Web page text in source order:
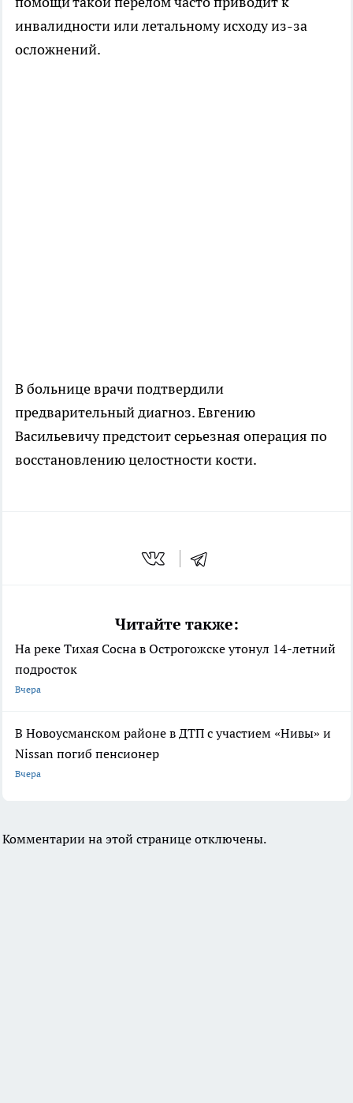
инвалидности или летальному исходу из-за
осложнений.
В больнице врачи подтвердили
предварительный диагноз. Евгению
Васильевичу предстоит серьезная операция по
восстановлению целостности кости.
Читайте также:
На реке Тихая Сосна в Острогожске утонул 14-летний
подросток
Вчера
В Новоусманском районе в ДТП с участием «Нивы» и
Nissan погиб пенсионер
Вчера
Комментарии на этой странице отключены.